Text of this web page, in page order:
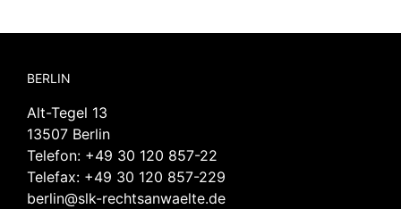
BERLIN
Alt-Tegel 13
13507 Berlin
Telefon: +49 30 120 857-22
Telefax: +49 30 120 857-229
berlin@slk-rechtsanwaelte.de